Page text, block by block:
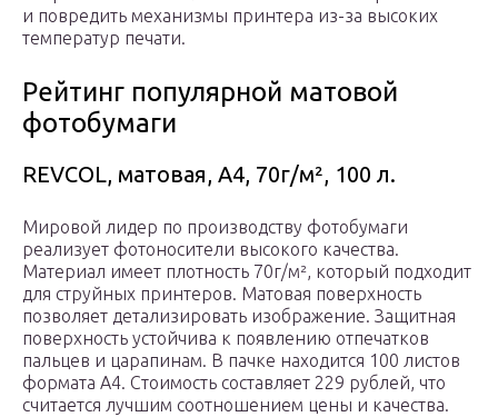
и повредить механизмы принтера из-за высоких
температур печати.
Рейтинг популярной матовой
фотобумаги
REVCOL, матовая, A4, 70г/м², 100 л.
Мировой лидер по производству фотобумаги
реализует фотоносители высокого качества.
Материал имеет плотность 70г/м², который подходит
для струйных принтеров. Матовая поверхность
позволяет детализировать изображение. Защитная
поверхность устойчива к появлению отпечатков
пальцев и царапинам. В пачке находится 100 листов
формата А4. Стоимость составляет 229 рублей, что
считается лучшим соотношением цены и качества.